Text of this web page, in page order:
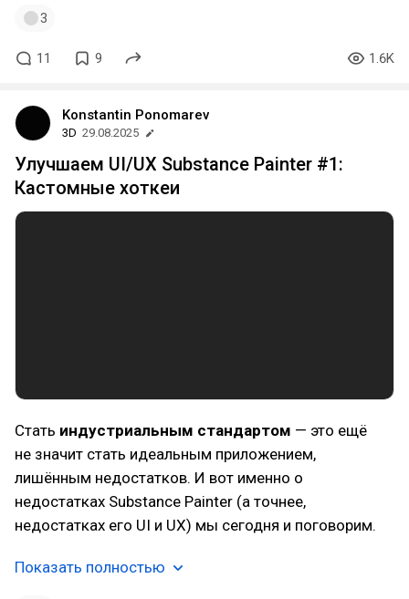
3
11 9 1.6K
Konstantin Ponomarev
3D 29.08.2025
Улучшаем UI/UX Substance Painter #1:
Кастомные хоткеи
Стать индустриальным стандартом — это ещё
не значит стать идеальным приложением,
лишённым недостатков. И вот именно о
недостатках Substance Painter (а точнее,
недостатках его UI и UX) мы сегодня и поговорим.
Показать полностью